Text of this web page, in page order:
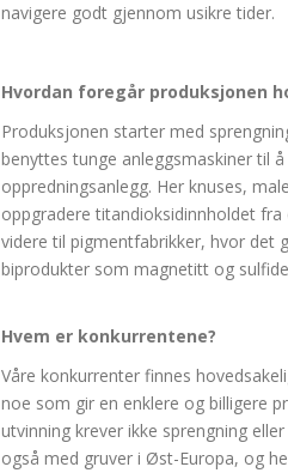
navigere godt gjennom usikre tider.
Hvordan foregår produksjonen
Produksjonen starter med
benyttes tunge anleggsmaskiner til
oppredningsanlegg. Her knuses,
oppgradere titandioksidinnholdet
videre til pigmentfabrikker, hvor det
biprodukter som magnetitt og
Hvem er konkurrentene?
Våre konkurrenter finnes
noe som gir en enklere og billigere
utvinning krever ikke sprengning
også med gruver i Øst-Europa, og